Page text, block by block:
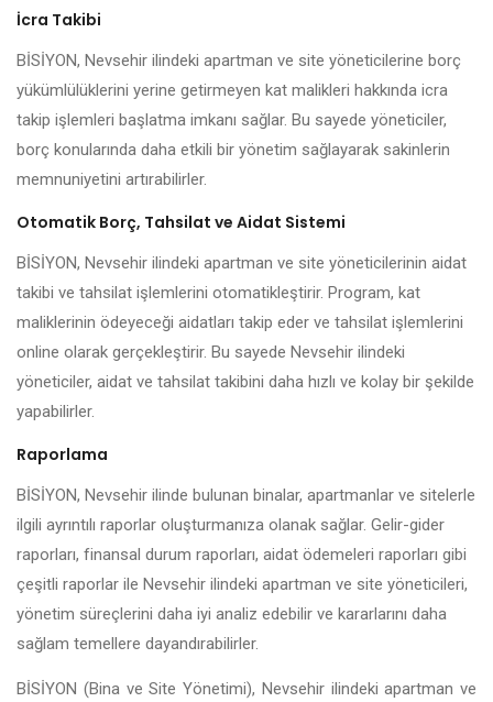
İcra Takibi
BİSİYON, Nevsehir ilindeki apartman ve site yöneticilerine borç
yükümlülüklerini yerine getirmeyen kat malikleri hakkında icra
takip işlemleri başlatma imkanı sağlar. Bu sayede yöneticiler,
borç konularında daha etkili bir yönetim sağlayarak sakinlerin
memnuniyetini artırabilirler.
Otomatik Borç, Tahsilat ve Aidat Sistemi
BİSİYON, Nevsehir ilindeki apartman ve site yöneticilerinin aidat
takibi ve tahsilat işlemlerini otomatikleştirir. Program, kat
maliklerinin ödeyeceği aidatları takip eder ve tahsilat işlemlerini
online olarak gerçekleştirir. Bu sayede Nevsehir ilindeki
yöneticiler, aidat ve tahsilat takibini daha hızlı ve kolay bir şekilde
yapabilirler.
Raporlama
BİSİYON, Nevsehir ilinde bulunan binalar, apartmanlar ve sitelerle
ilgili ayrıntılı raporlar oluşturmanıza olanak sağlar. Gelir-gider
raporları, finansal durum raporları, aidat ödemeleri raporları gibi
çeşitli raporlar ile Nevsehir ilindeki apartman ve site yöneticileri,
yönetim süreçlerini daha iyi analiz edebilir ve kararlarını daha
sağlam temellere dayandırabilirler.
BİSİYON (Bina ve Site Yönetimi), Nevsehir ilindeki apartman ve